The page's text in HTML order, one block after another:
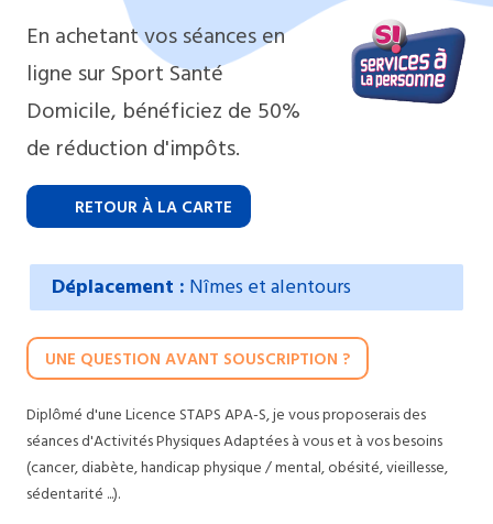
En achetant vos séances en
ligne sur Sport Santé
Domicile, bénéficiez de 50%
de réduction d'impôts.
RETOUR À LA CARTE
Déplacement : Nîmes et alentours
UNE QUESTION AVANT SOUSCRIPTION ?
Diplômé d'une Licence STAPS APA-S, je vous proposerais des
séances d'Activités Physiques Adaptées à vous et à vos besoins
(cancer, diabète, handicap physique / mental, obésité, vieillesse,
sédentarité ...).